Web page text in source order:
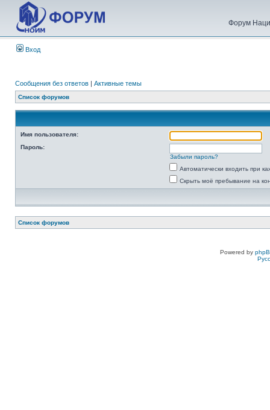
Форум
Вход
Сообщения без ответов | Активные темы
Список форумов
Имя пользователя:
Пароль:
Забыли пароль?
Автоматически входить при
Скрыть моё пребывание на
Список форумов
Powered by